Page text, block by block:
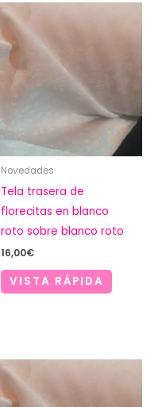
Novedades
Tela trasera de
florecitas en blanco
roto sobre blanco roto
16,00€
VISTA RÁPIDA